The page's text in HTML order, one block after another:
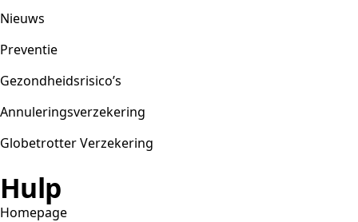
Nieuws
Preventie
Gezondheidsrisico’s
Annuleringsverzekering
Globetrotter Verzekering
Hulp
Homepage